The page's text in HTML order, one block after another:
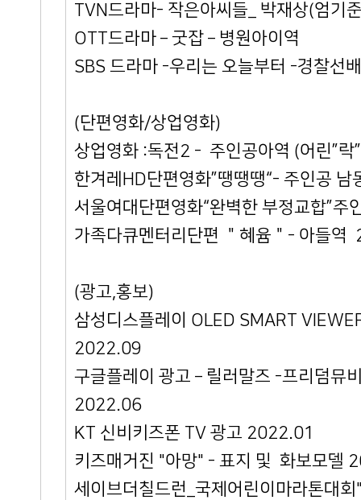
TVN드라마- 작은아씨들_ 박재상(엄
OTT드라마 – 굿잡 – 병원아이역
SBS 드라마 -우리는 오늘부터 -경찰선
(단편영화/상업영화)
상업영화 :독전2 - 주인공아역 (어린”
한겨레HD단편영화”땡땡땡“- 주인공
서울여대단편영화“완벽한 부정교합”
가족다큐멘터리단편 ＂혜윰＂- 아들
(광고,홍보)
삼성디스플레이 OLED SMART
2022.09
구글플레이 광고 – 릴러말즈 -프리덤뮤
2022.06
KT 신비키즈폰 TV 광고 2022.01
키즈매거진 "아망" - 표지 및 화보모델
세이브더칠드런_국제어린이마라톤대